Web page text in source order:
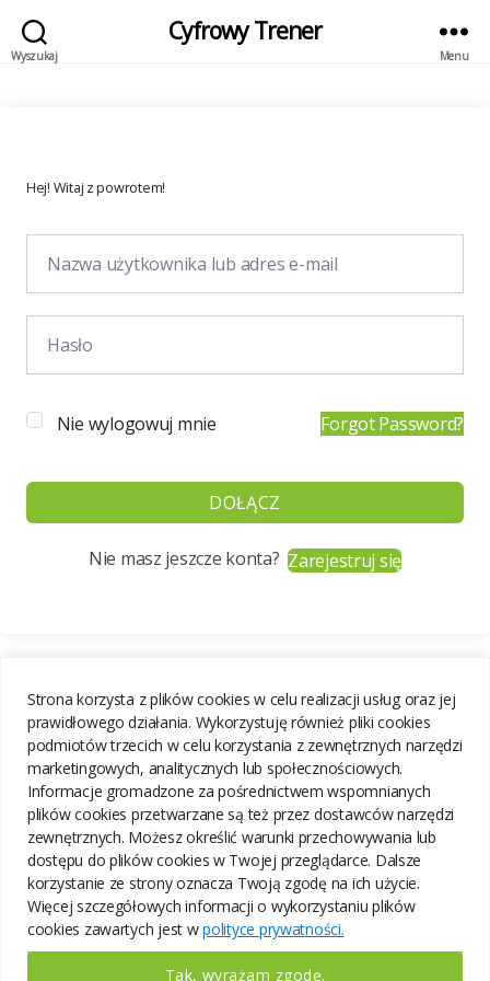
Strona korzysta z plików cookies w celu realizacji usług oraz jej
prawidłowego działania. Wykorzystuję również pliki cookies
podmiotów trzecich w celu korzystania z zewnętrznych narzędzi
marketingowych, analitycznych lub społecznościowych.
Informacje gromadzone za pośrednictwem wspomnianych
plików cookies przetwarzane są też przez dostawców narzędzi
zewnętrznych. Możesz określić warunki przechowywania lub
dostępu do plików cookies w Twojej przeglądarce. Dalsze
korzystanie ze strony oznacza Twoją zgodę na ich użycie.
Więcej szczegółowych informacji o wykorzystaniu plików
cookies zawartych jest wpolityce prywatności.
Tak, wyrażam zgodę.
Wyszukaj
Cyfrowy Trener
Menu
Hej! Witaj z powrotem!
Nie wylogowuj mnie Forgot Password?
DOŁĄCZ
Nie masz jeszcze konta?Zarejestruj się